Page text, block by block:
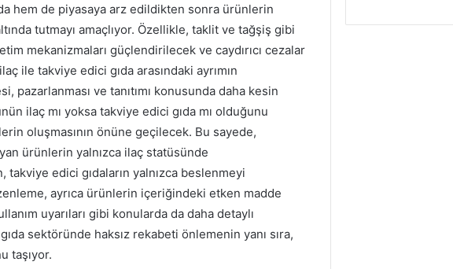
hem de piyasaya arz edildikten sonra ürünlerin
tutmayı amaçlıyor. Özellikle, taklit ve tağşiş gibi
mekanizmaları güçlendirilecek ve caydırıcı cezalar
ile takviye edici gıda arasındaki ayrımın
ve tanıtımı konusunda daha kesin
ilaç mı yoksa takviye edici gıda mı olduğunu
oluşmasının önüne geçilecek. Bu sayede,
ürünlerin yalnızca ilaç statüsünde
takviye edici gıdaların yalnızca beslenmeyi
ayrıca ürünlerin içeriğindeki etken madde
uyarıları gibi konularda da daha detaylı
sektöründe haksız rekabeti önlemenin yanı sıra,
taşıyor.